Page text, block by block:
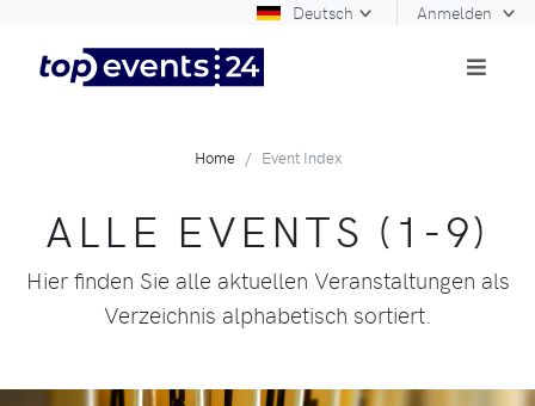
Deutsch Anmelden
Home Event Index
ALLE EVENTS (1-9)
Hier finden Sie alle aktuellen Veranstaltungen als
Verzeichnis alphabetisch sortiert.